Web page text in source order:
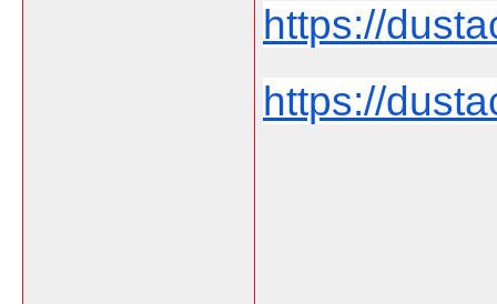
https://
https://